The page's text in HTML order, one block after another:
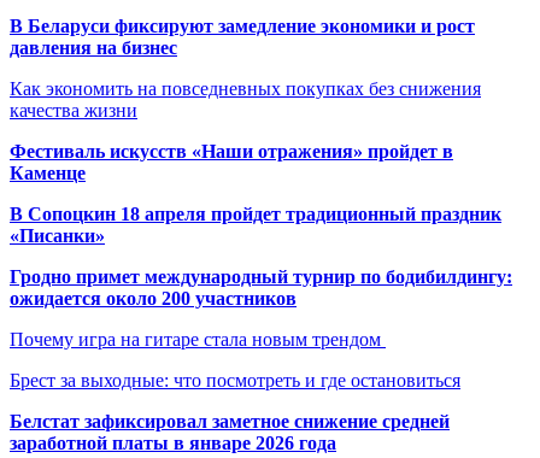
В Беларуси фиксируют замедление экономики и рост
давления на бизнес
Как экономить на повседневных покупках без снижения
качества жизни
Фестиваль искусств «Наши отражения» пройдет в
Каменце
В Сопоцкин 18 апреля пройдет традиционный праздник
«Писанки»
Гродно примет международный турнир по бодибилдингу:
ожидается около 200 участников
Почему игра на гитаре стала новым трендом
Брест за выходные: что посмотреть и где остановиться
Белстат зафиксировал заметное снижение средней
заработной платы в январе 2026 года